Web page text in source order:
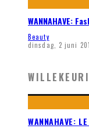
WANNAHAVE:
Beauty
dinsdag, 2 juni
WANNAHAVE: